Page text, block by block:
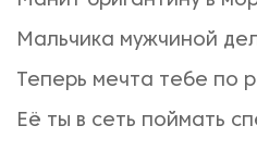
Мальчика мужчиной
Теперь мечта тебе по
Её ты в сеть поймать